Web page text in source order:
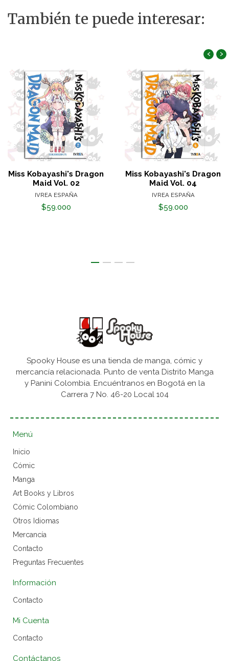
También te puede interesar:
Miss Kobayashi's Dragon
Maid Vol. 02
IVREA ESPAÑA
$59.000
Miss Kobayashi's Dragon
Maid Vol. 04
IVREA ESPAÑA
$59.000
‹ ›
Spooky House es una tienda de manga, cómic y
mercancía relacionada. Punto de venta Distrito Manga
y Panini Colombia. Encuéntranos en Bogotá en la
Carrera 7 No. 46-20 Local 104
Menú
Inicio
Cómic
Manga
Art Books y Libros
Cómic Colombiano
Otros Idiomas
Mercancía
Contacto
Preguntas Frecuentes
Información
Contacto
Mi Cuenta
Contacto
Contáctanos